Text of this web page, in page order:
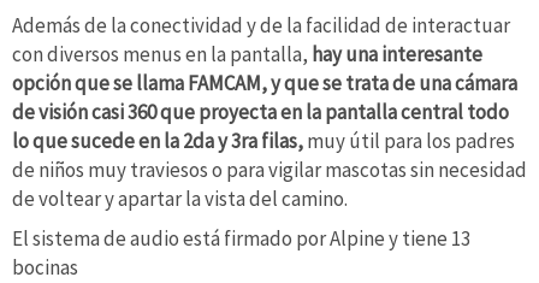
Además de la conectividad y de la facilidad de interactuar
con diversos menus en la pantalla, hay una interesante
opción que se llama FAMCAM, y que se trata de una cámara
de visión casi 360 que proyecta en la pantalla central todo
lo que sucede en la 2da y 3ra filas,muy útil para los padres
de niños muy traviesos o para vigilar mascotas sin necesidad
de voltear y apartar la vista del camino.
El sistema de audio está firmado por Alpine y tiene 13
bocinas